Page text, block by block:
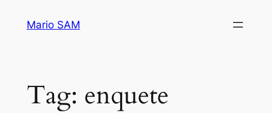
Mario SAM
Tag: enquete